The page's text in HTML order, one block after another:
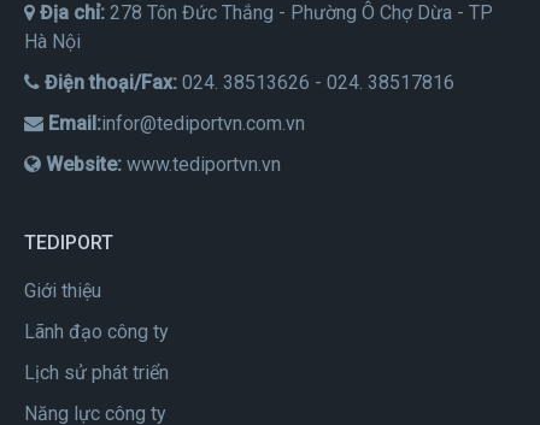
Địa chỉ: 278 Tôn Đức Thắng - Phường Ô Chợ Dừa - TP
Hà Nội
Điện thoại/Fax: 024. 38513626 - 024. 38517816
Email:infor@tediportvn.com.vn
Website: www.tediportvn.vn
TEDIPORT
Giới thiệu
Lãnh đạo công ty
Lịch sử phát triển
Năng lực công ty